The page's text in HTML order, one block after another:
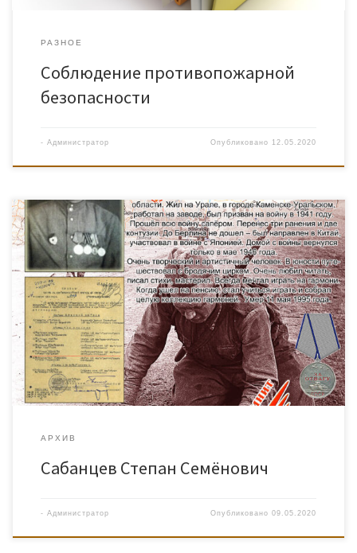
РАЗНОЕ
Соблюдение противопожарной
безопасности
- Администратор Опубликовано 12.05.2020
АРХИВ
Сабанцев Степан Семёнович
- Администратор Опубликовано09.05.2020